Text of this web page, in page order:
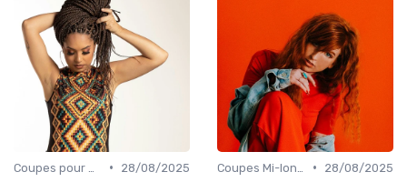
•
28/08/2025
•
28/08/2025